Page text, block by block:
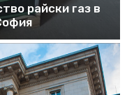
райски газ в